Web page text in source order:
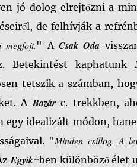
jó dolog elrejtőzni a
de felhívják a
" A Csak Oda
Betekintést kaphatunk
tetszik a számban,
A Bazárc. trekkben,
egy idealizált módon,
"Minden csillog. A
Egyik-ben különböző élet